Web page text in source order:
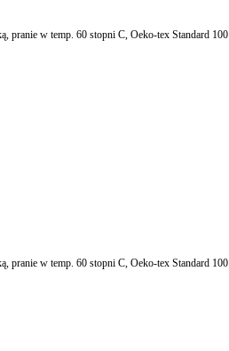
pranie w temp. 60 stopni C, Oeko-tex Standard 100
pranie w temp. 60 stopni C, Oeko-tex Standard 100